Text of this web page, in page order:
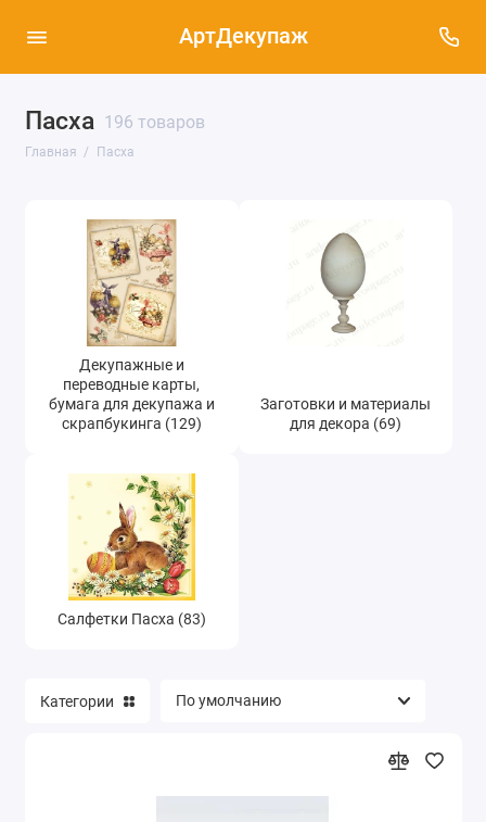
АртДекупаж
Пасха 196 товаров
Главная Пасха
Декупажные и переводные карты, бумага
для декупажа и скрапбукинга (129)
Салфетки Пасха (83)
Декупажные и
переводные карты,
бумага для декупажа и
скрапбукинга (129)
Заготовки и материалы
для декора (69)
Салфетки Пасха (83)
Категории